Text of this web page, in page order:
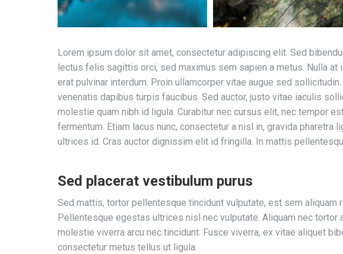
Lorem ipsum dolor sit amet, consectetur adipiscing elit. Sed
lectus felis sagittis orci, sed maximus sem sapien a metus. Nulla at
erat pulvinar interdum. Proin ullamcorper vitae augue sed
venenatis dapibus turpis faucibus. Sed auctor, justo vitae iaculis
molestie quam nibh id ligula. Curabitur nec cursus elit, nec tempor
fermentum. Etiam lacus nunc, consectetur a nisl in, gravida pharetra
ultrices id. Cras auctor dignissim elit id fringilla. In mattis
Sed placerat vestibulum purus
Sed mattis, tortor pellentesque tincidunt vulputate, est sem aliquam
Pellentesque egestas ultrices nisl nec vulputate. Aliquam nec
molestie viverra arcu nec tincidunt. Fusce viverra, ex vitae aliquet
consectetur metus tellus ut ligula.